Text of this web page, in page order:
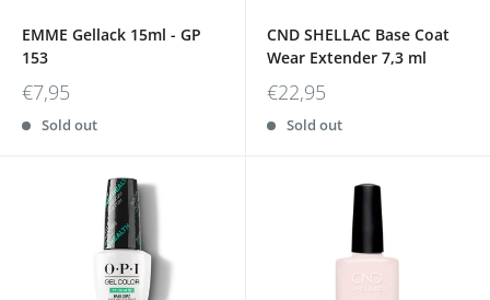
EMME Gellack 15ml - GP
153
€7,95
Sold out
CND SHELLAC Base Coat
Wear Extender 7,3 ml
€22,95
Sold out